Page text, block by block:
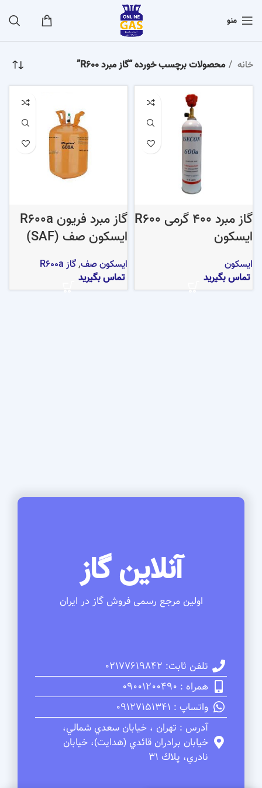
منو
خانه محصولات برچسب خورده “گاز مبرد R600”
گاز مبرد 400 گرمی R600
ایسکون
ایسکون
تماس بگیرید
گاز مبرد فریون R600a
ایسکون صف (SAF)
ایسکون صف,گاز R600a
تماس بگیرید
آنلاین گاز
اولین مرجع رسمی فروش گاز در ایران
تلفن ثابت: 02177619842
همراه : 09001200490
واتساپ : 09127151341
آدرس : تهران ، خيابان سعدي شمالي،
خيابان برادران قائدي (هدايت)، خيابان
نادري، پلاك 31